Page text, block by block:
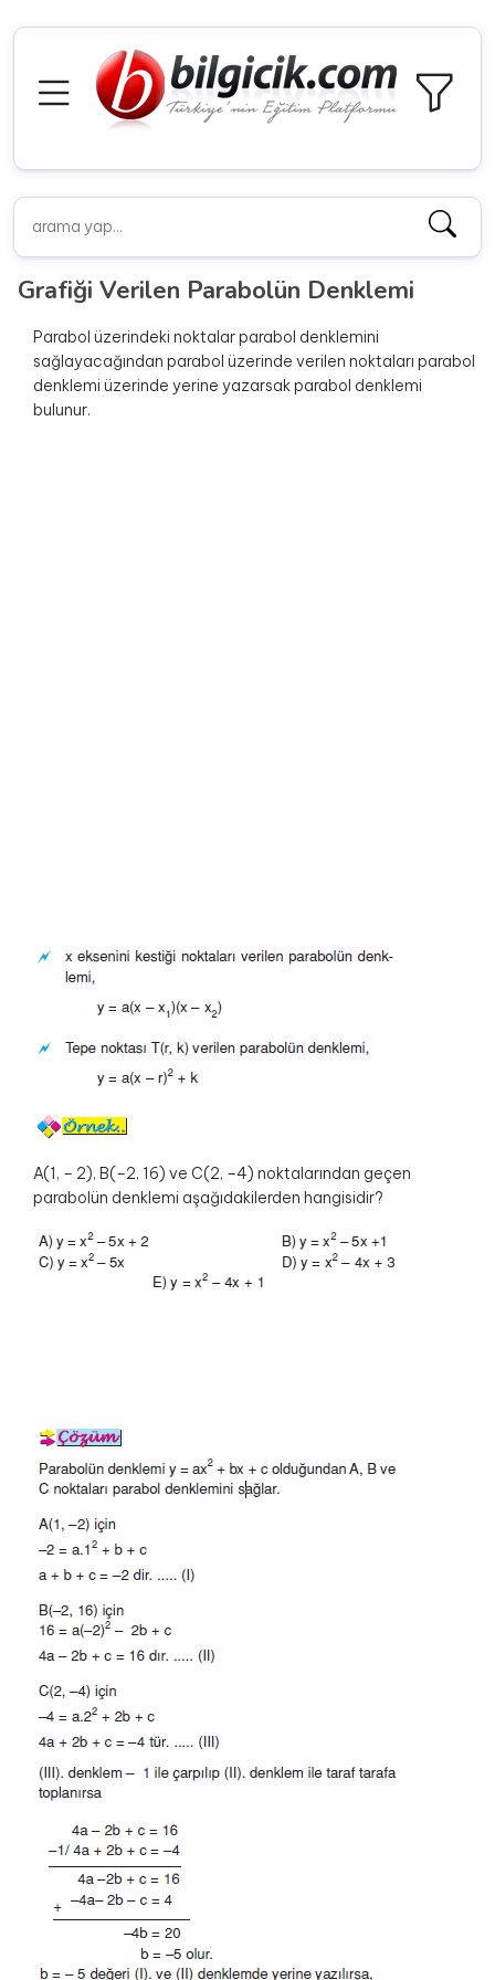
Grafiği Verilen Parabolün Denklemi
Parabol üzerindeki noktalar parabol denklemini
sağlayacağından parabol üzerinde verilen noktaları parabol
denklemi üzerinde yerine yazarsak parabol denklemi
bulunur.
A(1, – 2), B(–2, 16) ve C(2, –4) noktalarından geçen
parabolün denklemi aşağıdakilerden hangisidir?